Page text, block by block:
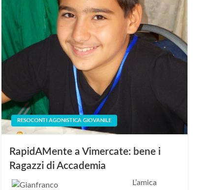
RESOCONTI AGONISTICA GIOVANILE
RapidAMente a Vimercate: bene i
Ragazzi di Accademia
L’amica